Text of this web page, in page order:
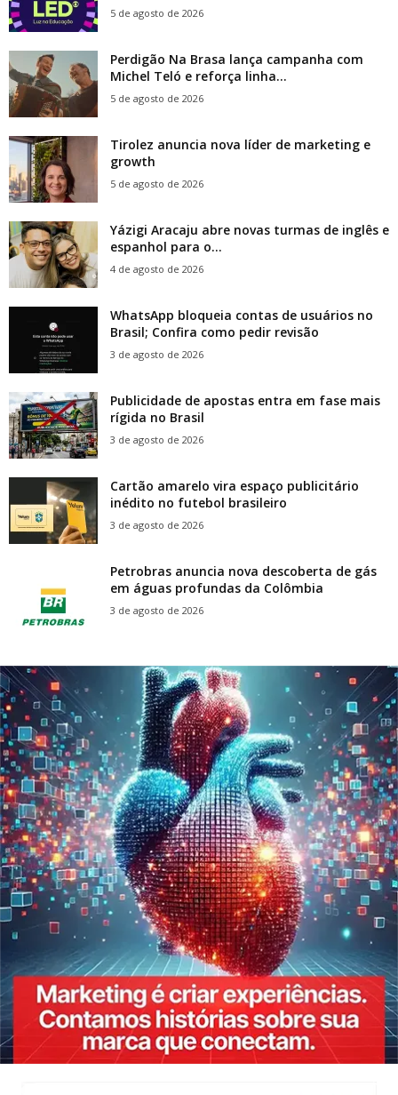
5 de agosto de 2026
Perdigão Na Brasa lança campanha com
Michel Teló e reforça linha...
5 de agosto de 2026
Tirolez anuncia nova líder de marketing e
growth
5 de agosto de 2026
Yázigi Aracaju abre novas turmas de inglês e
espanhol para o...
4 de agosto de 2026
WhatsApp bloqueia contas de usuários no
Brasil; Confira como pedir revisão
3 de agosto de 2026
Publicidade de apostas entra em fase mais
rígida no Brasil
3 de agosto de 2026
Cartão amarelo vira espaço publicitário
inédito no futebol brasileiro
3 de agosto de 2026
Petrobras anuncia nova descoberta de gás
em águas profundas da Colômbia
3 de agosto de 2026